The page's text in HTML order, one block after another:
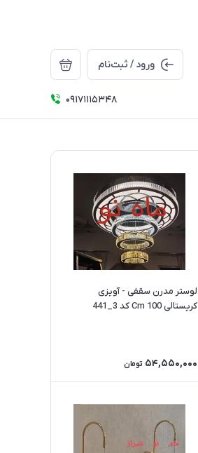
ورود / ثبت‌نام
09171115348
لوستر مدرن سقفی - آویزی
کریستالی 100 Cm کد 3_441
54,550,000 تومان